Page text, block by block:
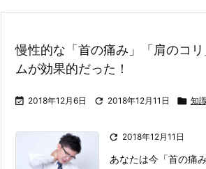
慢性的な「首の痛み」「肩のコ
ムが効果的だった！
 2018年12月6日  2018年12月11日  知
 2018年12月11日
あなたは今「首の痛